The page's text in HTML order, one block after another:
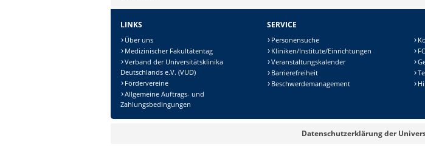
LINKS
Über uns
Medizinischer Fakultätentag
Verband der Universitätsklinika
Deutschlands e.V. (VUD)
Fördervereine
Allgemeine Auftrags- und
Zahlungsbedingungen
SERVICE
Personensuche
Kliniken/Institute/Einrichtungen
Veranstaltungskalender
Barrierefreiheit
Beschwerdemanagement
Datenschutzerklärung der